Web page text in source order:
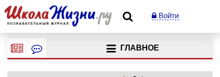
Войти
ГЛАВНОЕ